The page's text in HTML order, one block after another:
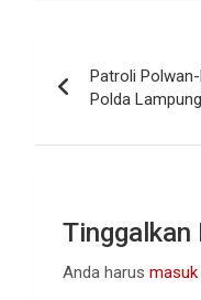
pos
Patroli
Polda
Tinggalkan
Anda harus masuk